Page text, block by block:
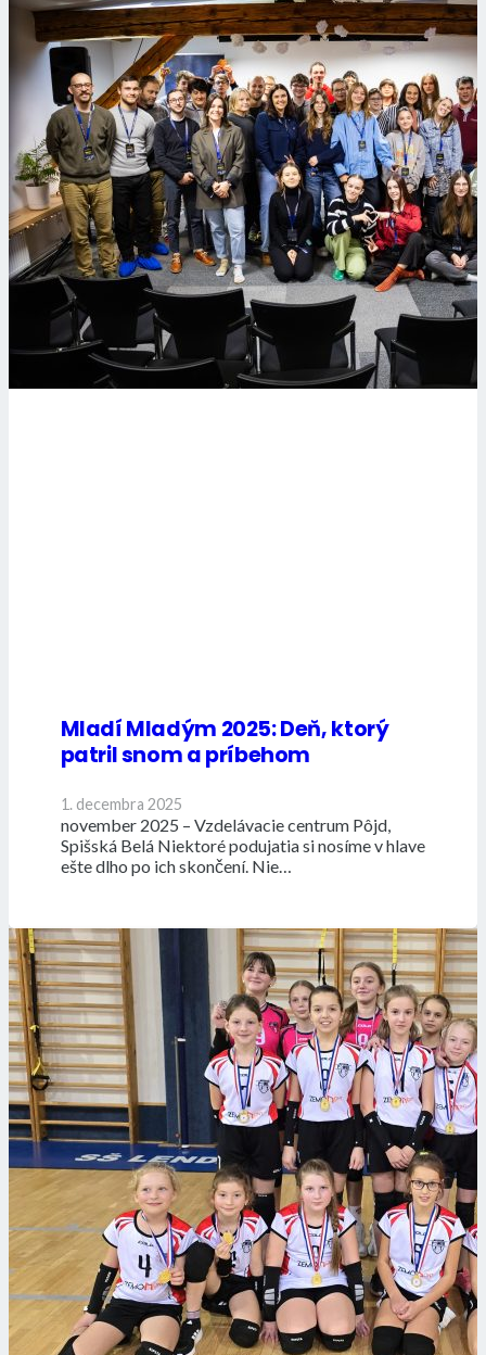
Mladí Mladým 2025: Deň, ktorý
patril snom a príbehom
1. decembra 2025
november 2025 – Vzdelávacie centrum Pôjd,
Spišská Belá Niektoré podujatia si nosíme v hlave
ešte dlho po ich skončení. Nie…